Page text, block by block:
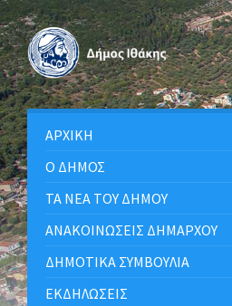
ΑΡΧΙΚΉ
Ο ΔΉΜΟΣ
ΤΑ ΝΈΑ ΤΟΥ ΔΉΜΟΥ
ΑΝΑΚΟΙΝΩΣΕΙΣ ΔΗΜΑΡΧΟΥ
ΔΗΜΟΤΙΚΆ ΣΥΜΒΟΎΛΙΑ
ΕΚΔΗΛΏΣΕΙΣ